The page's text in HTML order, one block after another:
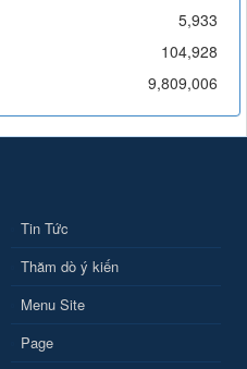
5,933
104,928
9,809,006
Tin Tức
Thăm dò ý kiến
Menu Site
Page